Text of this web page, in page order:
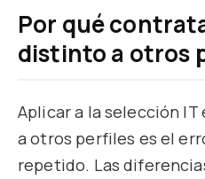
Por qué
distinto a otros
Aplicar a la selección
a otros perfiles es el
repetido. Las